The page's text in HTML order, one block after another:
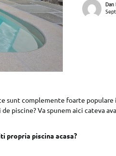
Dan
sunt complemente foarte populare
piscine? Va spunem aici cateva
propria piscina acasa?